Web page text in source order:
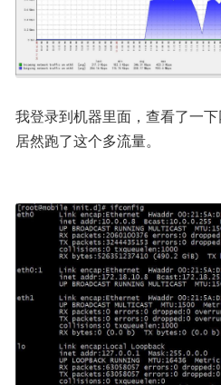
我登录到机器里面，查看了一
居然跑了这个多流量。